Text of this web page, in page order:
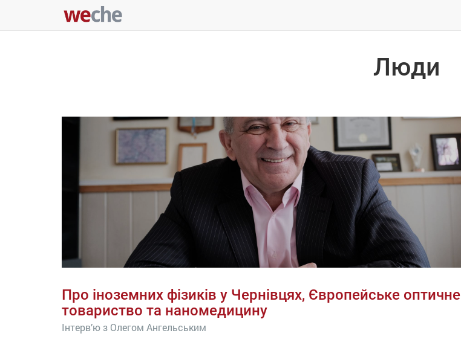
Люди
Про іноземних фізиків у Чернівцях, Європейське оптичне
товариство та наномедицину
Інтерв’ю з Олегом Ангельським